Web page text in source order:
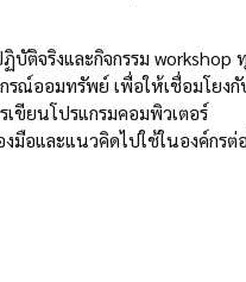
บัติจริงและกิจกรรม workshop
รณ์ออมทรัพย์ เพื่อให้เชื่อมโยง
ขียนโปรแกรมคอมพิวเตอร์
มือและแนวคิดไปใช้ในองค์กร